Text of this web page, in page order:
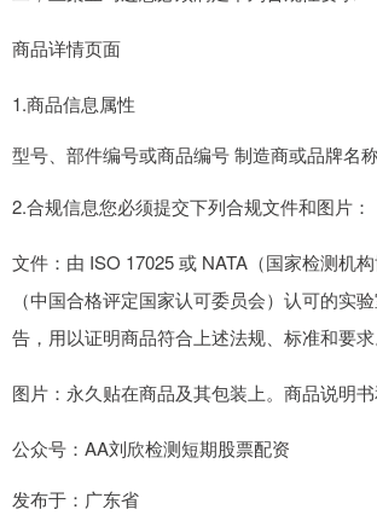
商品详情页面
1.商品信息属性
型号、部件编号或商品编号 制造商或品牌名
2.合规信息您必须提交下列合规文件和图片：
文件：由 ISO 17025 或 NATA（国家检测机
（中国合格评定国家认可委员会）认可的实
告，用以证明商品符合上述法规、标准和要求
图片：永久贴在商品及其包装上。商品说明书
公众号：AA刘欣检测短期股票配资
发布于：广东省